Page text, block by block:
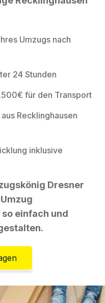
Umzugs nach
24 Stunden
für den Transport
Recklinghausen
inklusive
Dresner
einfach und